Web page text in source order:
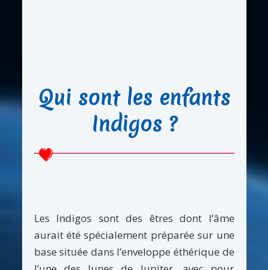
Qui sont les enfants
Indigos ?
Les Indigos sont des êtres dont l’âme
aurait été spécialement préparée sur une
base située dans l’enveloppe éthérique de